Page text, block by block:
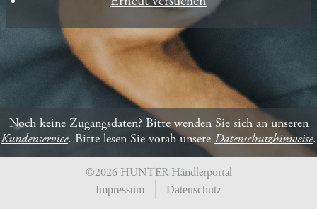
Noch keine Zugangsdaten? Bitte wenden Sie sich an unseren
Kundenservice. Bitte lesen Sie vorab unsere Datenschutzhinweise.
©2026 HUNTER Händlerportal
Impressum Datenschutz